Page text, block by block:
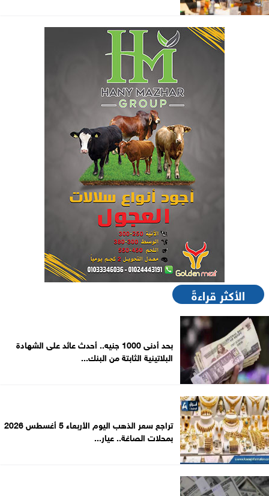
الأكثر قراءةً
بحد أدنى 1000 جنيه.. أحدث عائد على الشهادة
البلاتينية الثابتة من البنك...
تراجع سعر الذهب اليوم الأربعاء 5 أغسطس 2026
بمحلات الصاغة.. عيار...